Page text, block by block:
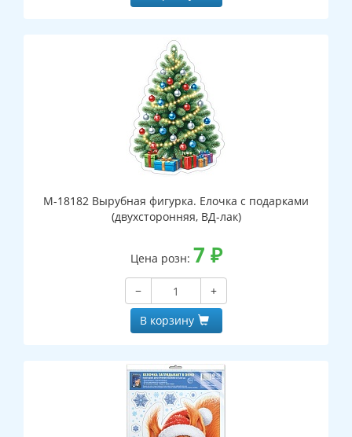
М-18182 Вырубная фигурка. Елочка с подарками
(двухсторонняя, ВД-лак)
Цена розн: 7 ₽
−
+
В корзину